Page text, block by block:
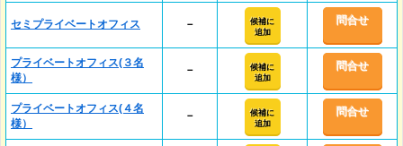
セミプライベートオフィス －
候補に
追加
問合せ
プライベートオフィス(３名
様）
－
候補に
追加
問合せ
プライベートオフィス(４名
様）
－
候補に
追加
問合せ